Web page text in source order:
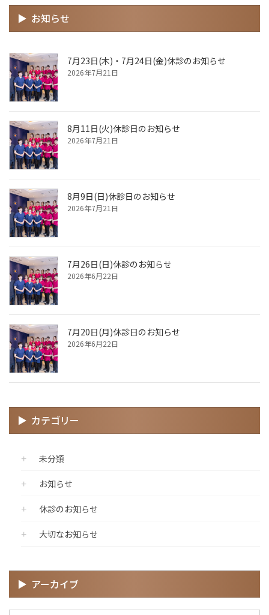
お知らせ
7月23日(木)・7月24日(金)休診のお知らせ
2026年7月21日
8月11日(火)休診日のお知らせ
2026年7月21日
8月9日(日)休診日のお知らせ
2026年7月21日
7月26日(日)休診のお知らせ
2026年6月22日
7月20日(月)休診日のお知らせ
2026年6月22日
カテゴリー
未分類
お知らせ
休診のお知らせ
大切なお知らせ
アーカイブ